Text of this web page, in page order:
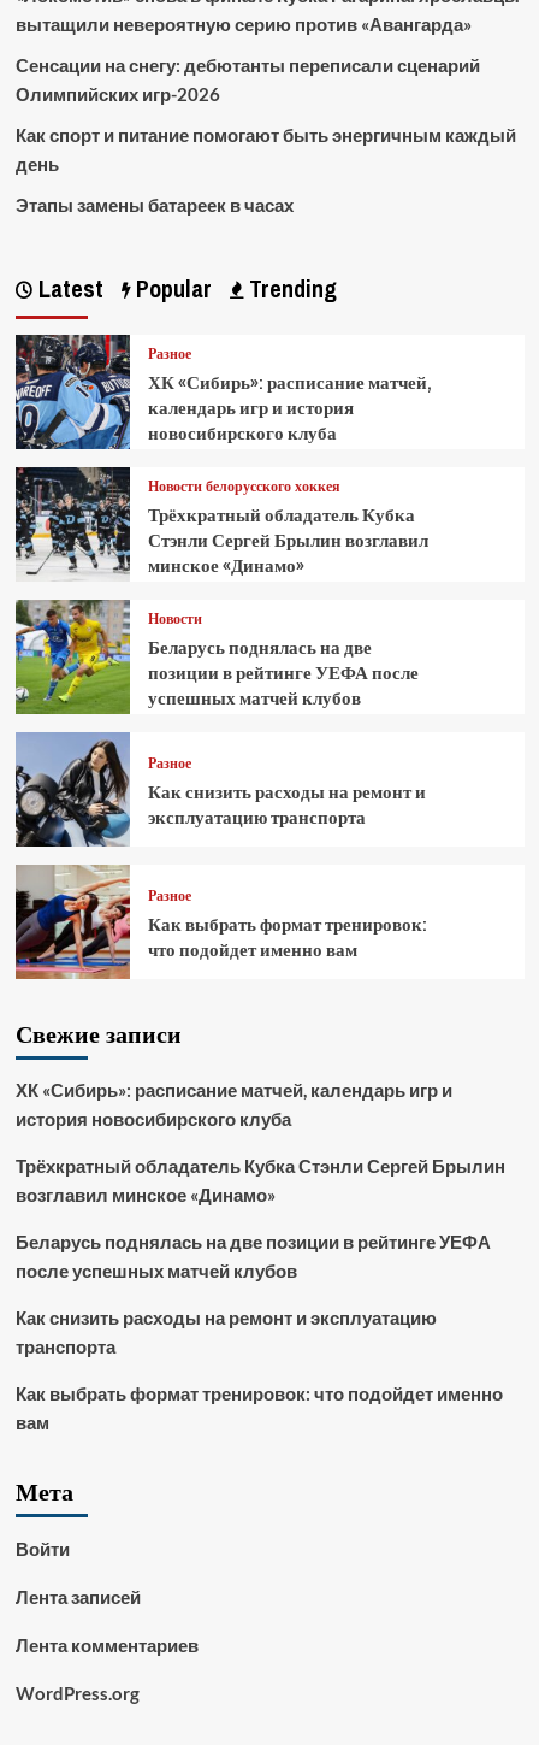
вытащили невероятную серию против «Авангарда»
Сенсации на снегу: дебютанты переписали сценарий
Олимпийских игр-2026
Как спорт и питание помогают быть энергичным каждый
день
Этапы замены батареек в часах
Latest Popular Trending
Разное
ХК «Сибирь»: расписание матчей,
календарь игр и история
новосибирского клуба
Новости белорусского хоккея
Трёхкратный обладатель Кубка
Стэнли Сергей Брылин возглавил
минское «Динамо»
Новости
Беларусь поднялась на две
позиции в рейтинге УЕФА после
успешных матчей клубов
Разное
Как снизить расходы на ремонт и
эксплуатацию транспорта
Разное
Как выбрать формат тренировок:
что подойдет именно вам
Свежие записи
ХК «Сибирь»: расписание матчей, календарь игр и
история новосибирского клуба
Трёхкратный обладатель Кубка Стэнли Сергей Брылин
возглавил минское «Динамо»
Беларусь поднялась на две позиции в рейтинге УЕФА
после успешных матчей клубов
Как снизить расходы на ремонт и эксплуатацию
транспорта
Как выбрать формат тренировок: что подойдет именно
вам
Мета
Войти
Лента записей
Лента комментариев
WordPress.org